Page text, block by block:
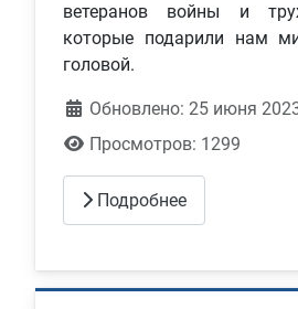
ветеранов войны и
которые подарили нам
головой.
Обновлено: 25 июня
Просмотров: 1299
Подробнее